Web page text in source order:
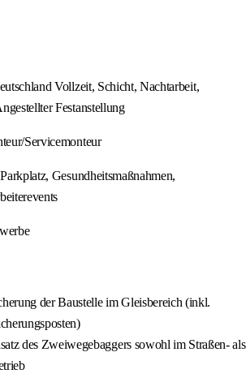
Vollzeit, Schicht, Nachtarbeit,
Festanstellung
Servicemonteur
Gesundheitsmaßnahmen,
der Baustelle im Gleisbereich (inkl.
des Zweiwegebaggers sowohl im Straßen- als